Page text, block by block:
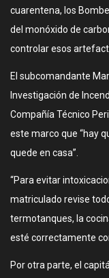
cuarentena, los
del monóxido de
controlar esos
El subcomandante
Investigación de
Compañía Técnico
este marco que “hay
quede en casa”.
“Para evitar
matriculado revise
termotanques, la
esté correctamente
Por otra parte, el